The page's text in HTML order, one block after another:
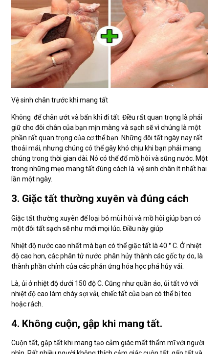
Vệ sinh chân trước khi mang tất
Không để chân ướt và bẩn khi đi tất. Điều rất quan trọng là phải
giữ cho đôi chân của bạn mịn màng và sạch sẽ vì chúng là một
phần rất quan trọng của cơ thể bạn. Những đôi tất ngày nay rất
thoải mái, nhưng chúng có thể gây khó chịu khi bạn phải mang
chúng trong thời gian dài. Nó có thể đổ mồ hôi và sũng nước. Một
trong những mẹo mang tất đúng cách là vệ sinh chân ít nhất hai
lần một ngày.
3. Giặc tất thường xuyên và đúng cách
Giặc tất thường xuyên để loại bỏ mùi hôi và mồ hôi giúp bạn có
một đôi tất sạch sẽ như mới mọi lúc. Điều này giúp
Nhiệt độ nước cao nhất mà bạn có thể giặc tất là 40 ° C. Ở nhiệt
độ cao hơn, các phân tử nước phân hủy thành các gốc tự do, là
thành phần chính của các phản ứng hóa học phá hủy vải.
Là, ủi ở nhiệt độ dưới 150 độ C. Cũng như quần áo, ủi tất vớ với
nhiệt độ cao làm cháy sợi vải, chiếc tất của bạn có thể bị teo
hoặc rách.
4. Không cuộn, gập khi mang tất.
Cuộn tất, gập tất khi mang tạo cảm giác mất thẩm mĩ với người